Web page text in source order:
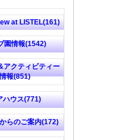
at LISTEL(161)
園情報(1542)
アクティビティー
報(851)
ハウス(771)
らのご案内(172)